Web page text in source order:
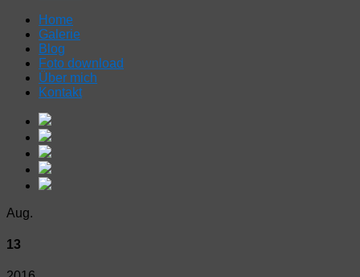
Home
Galerie
Blog
Foto download
Über mich
Kontakt
Aug.
13